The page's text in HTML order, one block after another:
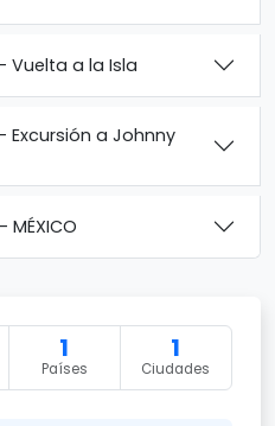
– Vuelta a la Isla
– Excursión a Johnny
MÉXICO
1
Países
1
Ciudades